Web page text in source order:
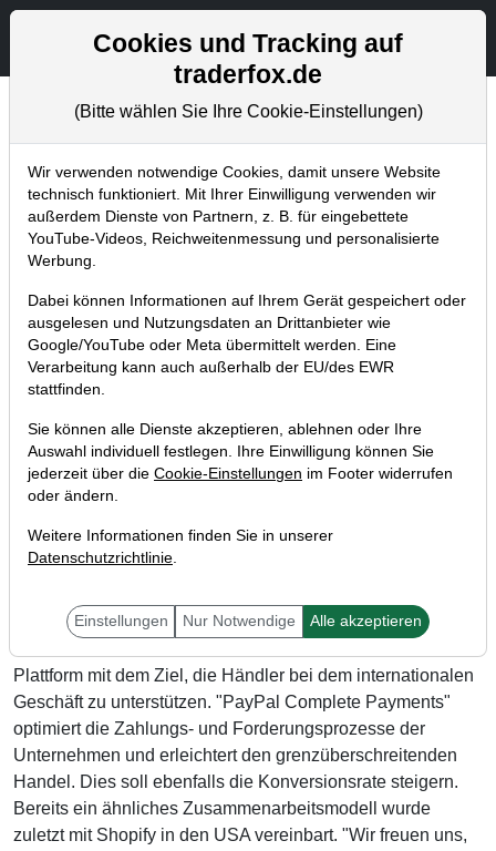
Aktien- und Artikelsuche
Chartanalysen
Home Blog Chartanalysen
Chartanalyse PayPal: Turnaround
in vollem Gange – Kursziel 125
USD!
14.10.2024 um 10:13 Uhr | P. Uhlschmied
gab zuletzt bekannt, in China einen neuen Dienst
Plattform mit dem Ziel, die Händler bei dem internationalen
Geschäft zu unterstützen. "PayPal Complete Payments"
optimiert die Zahlungs- und Forderungsprozesse der
Unternehmen und erleichtert den grenzüberschreitenden
Handel. Dies soll ebenfalls die Konversionsrate steigern.
Bereits ein ähnliches Zusammenarbeitsmodell wurde
zuletzt mit Shopify in den USA vereinbart. "Wir freuen uns,
Cookies und Tracking auf
traderfox.de
(Bitte wählen Sie Ihre Cookie-Einstellungen)
Wir verwenden notwendige Cookies, damit unsere Website
technisch funktioniert. Mit Ihrer Einwilligung verwenden wir
außerdem Dienste von Partnern, z. B. für eingebettete
YouTube-Videos, Reichweitenmessung und personalisierte
Werbung.
Dabei können Informationen auf Ihrem Gerät gespeichert oder
ausgelesen und Nutzungsdaten an Drittanbieter wie
Google/YouTube oder Meta übermittelt werden. Eine
Verarbeitung kann auch außerhalb der EU/des EWR
stattfinden.
Sie können alle Dienste akzeptieren, ablehnen oder Ihre
Auswahl individuell festlegen. Ihre Einwilligung können Sie
jederzeit über die Cookie-Einstellungen im Footer widerrufen
oder ändern.
Weitere Informationen finden Sie in unserer
Datenschutzrichtlinie.
Einstellungen Nur Notwendige Alle akzeptieren